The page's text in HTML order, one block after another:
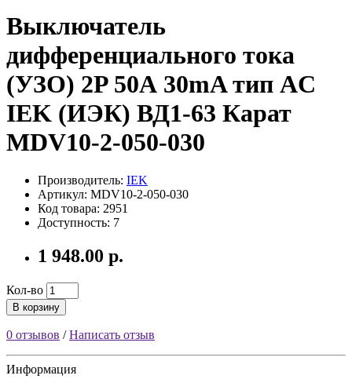
Выключатель
дифференциального тока
(УЗО) 2P 50А 30mA тип AC
IEK (ИЭК) ВД1-63 Карат
MDV10-2-050-030
Производитель: IEK
Артикул: MDV10-2-050-030
Код товара: 2951
Доступность: 7
1 948.00 р.
Кол-во
В корзину
0 отзывов /Написать отзыв
Информация